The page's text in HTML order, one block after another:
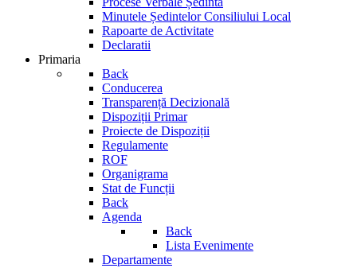
Minutele Ședintelor Consiliului Local
Rapoarte de Activitate
Declaratii
Primaria
Back
Conducerea
Transparență Decizională
Dispoziții Primar
Proiecte de Dispoziții
Regulamente
ROF
Organigrama
Stat de Funcții
Back
Agenda
Back
Lista Evenimente
Departamente